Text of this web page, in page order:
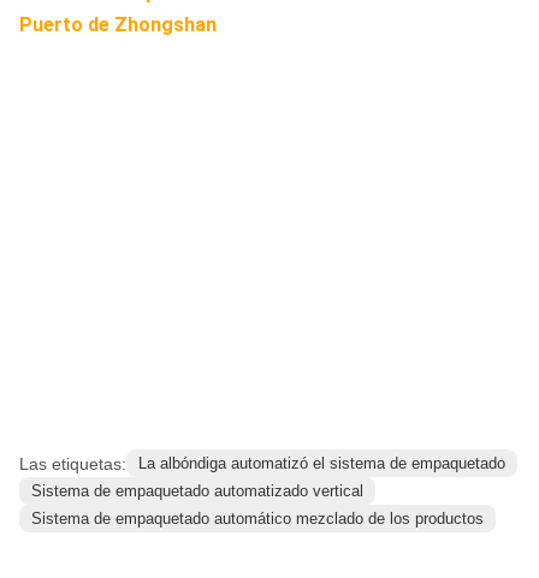
Puerto de Zhongshan
Las etiquetas:
La albóndiga automatizó el sistema de empaquetado
Sistema de empaquetado automatizado vertical
Sistema de empaquetado automático mezclado de los productos